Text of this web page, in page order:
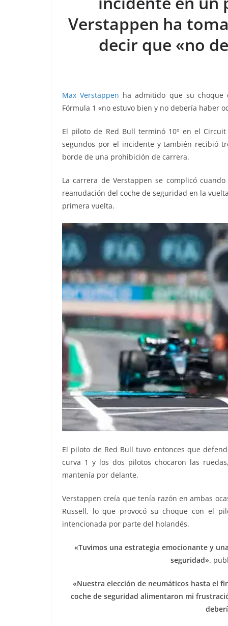
k
p er
Verstappen ha
decir que «no
Max Verstappen ha admitido que su choque
Fórmula 1 «no estuvo bien y no debería haber
El piloto de Red Bull terminó 10º en el
segundos por el incidente y también recibió
borde de una prohibición de carrera.
La carrera de Verstappen se complicó
reanudación del coche de seguridad en la
primera vuelta.
El piloto de Red Bull tuvo entonces que
curva 1 y los dos pilotos chocaron las
mantenía por delante.
Verstappen creía que tenía razón en ambas
Russell, lo que provocó su choque con el
intencionada por parte del holandés.
«Tuvimos una estrategia emocionante y
seguridad»,
«Nuestra elección de neumáticos hasta el
coche de seguridad alimentaron mi